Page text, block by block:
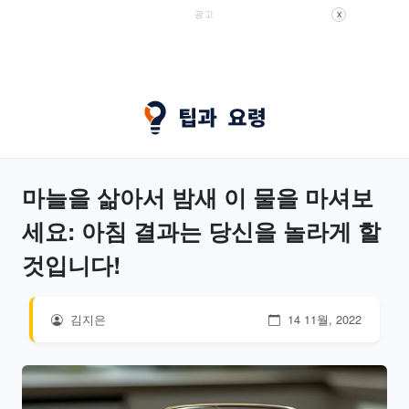
광고 X
마늘을 삶아서 밤새 이 물을 마셔보
세요: 아침 결과는 당신을 놀라게 할
것입니다!
김지은 14 11월, 2022